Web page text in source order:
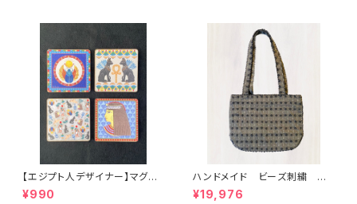
【エジプト人デザイナー】マグネ
ット 古代エジプト柄 バステ
ト スカラベ クレオパトラ風
¥990
ハンドメイド ビーズ刺繍 ショ
ルダーバッグ グレー シナイ
半島 遊牧民女性 チャック付
¥19,976